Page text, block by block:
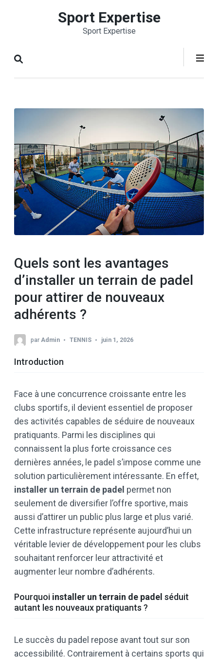
Entrée)
Sport Expertise
Sport Expertise
Quels sont les avantages
d’installer un terrain de padel
pour attirer de nouveaux
adhérents ?
par Admin TENNIS juin 1, 2026
Introduction
Face à une concurrence croissante entre les
clubs sportifs, il devient essentiel de proposer
des activités capables de séduire de nouveaux
pratiquants. Parmi les disciplines qui
connaissent la plus forte croissance ces
dernières années, le padel s’impose comme une
solution particulièrement intéressante. En effet,
installer un terrain de padel permet non
seulement de diversifier l’offre sportive, mais
aussi d’attirer un public plus large et plus varié.
Cette infrastructure représente aujourd’hui un
véritable levier de développement pour les clubs
souhaitant renforcer leur attractivité et
augmenter leur nombre d’adhérents.
Pourquoi installer un terrain de padel séduit
autant les nouveaux pratiquants ?
Le succès du padel repose avant tout sur son
accessibilité. Contrairement à certains sports qui